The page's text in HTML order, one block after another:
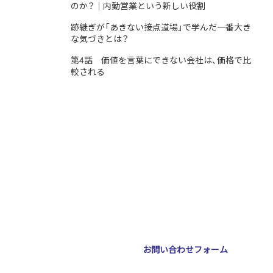
のか？｜内勤営業という新しい役割
跡継ぎが「あきない接点道場」で学んだ一番大き
な気づきとは？
第4話 価値を言葉にできない会社は、価格で比
較される
お問い合わせフォーム